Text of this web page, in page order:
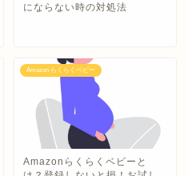
にならない時の対処法
Amazon らくらくベビー
Amazonらくらくベビーと